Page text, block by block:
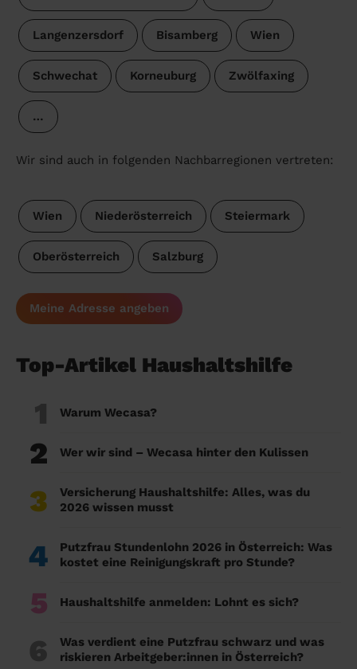
Langenzersdorf Bisamberg Wien
Schwechat Korneuburg Zwölfaxing
…
Wir sind auch in folgenden Nachbarregionen vertreten:
Wien Niederösterreich Steiermark
Oberösterreich Salzburg
Meine Adresse angeben
Top-Artikel Haushaltshilfe
1 Warum Wecasa?
2 Wer wir sind – Wecasa hinter den Kulissen
3
Versicherung Haushaltshilfe: Alles, was du
2026 wissen musst
4
Putzfrau Stundenlohn 2026 in Österreich: Was
kostet eine Reinigungskraft pro Stunde?
5 Haushaltshilfe anmelden: Lohnt es sich?
6
Was verdient eine Putzfrau schwarz und was
riskieren Arbeitgeber:innen in Österreich?